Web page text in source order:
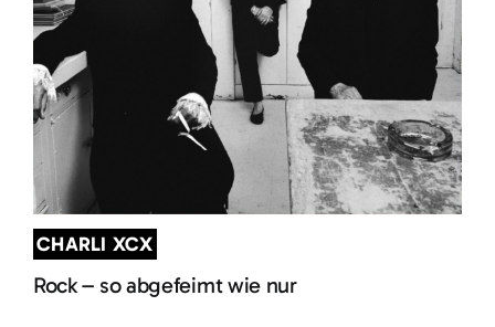
CHARLI XCX
Rock – so abgefeimt wie nur